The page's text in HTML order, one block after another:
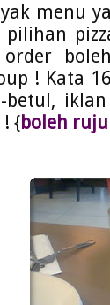
menu
order
! Kata
betul,
{boleh